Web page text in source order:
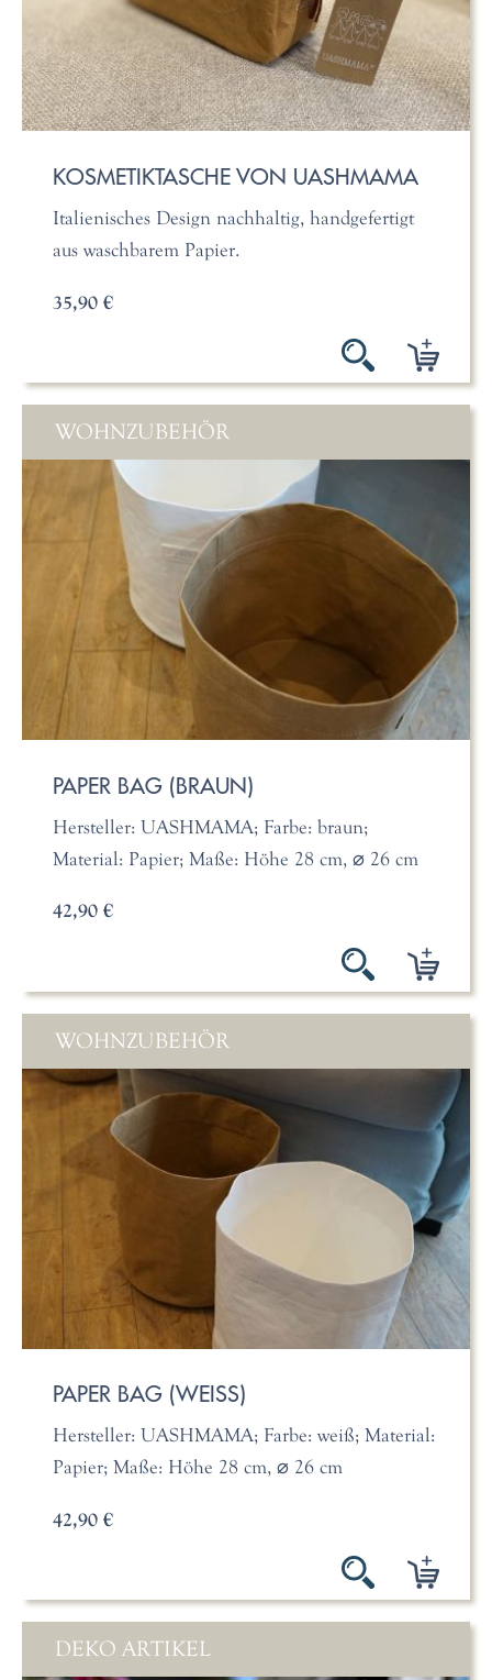
KOSMETIKTASCHE VON UASHMAMA
Italienisches Design nachhaltig, handgefertigt
aus waschbarem Papier.
35,90 €
WOHNZUBEHÖR
PAPER BAG (BRAUN)
Hersteller: UASHMAMA; Farbe: braun;
Material: Papier; Maße: Höhe 28 cm, ⌀ 26 cm
42,90 €
WOHNZUBEHÖR
PAPER BAG (WEISS)
Hersteller: UASHMAMA; Farbe: weiß; Material:
Papier; Maße: Höhe 28 cm, ⌀ 26 cm
42,90 €
DEKO ARTIKEL